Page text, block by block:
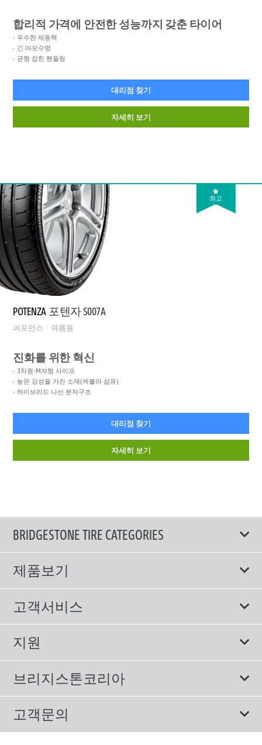
합리적 가격에 안전한 성능까지 갖춘 타이어
우수한 제동력
긴 마모수명
균형 잡힌 핸들링
대리점 찾기
자세히 보기
최고
POTENZA 포텐자 S007A
퍼포먼스 여름용
진화를 위한 혁신
3차원-M자형 사이프
높은 강성을 가진 소재(케볼라 섬유)
하이브리드 나선 분자구조
대리점 찾기
자세히 보기
BRIDGESTONE TIRE CATEGORIES
제품보기
모두
스포츠 타이어
컴포트 타이어
친환경 타이어
SUV/RV 타이어
겨울용 타이어
고객서비스
보증서비스
에너지소비효율등급제도
지원
이용약관
개인정보처리방침
브리지스톤코리아
회사소개
올림픽활동
고객문의